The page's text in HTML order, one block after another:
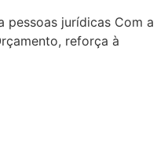
pessoas jurídicas Com a
reforça à